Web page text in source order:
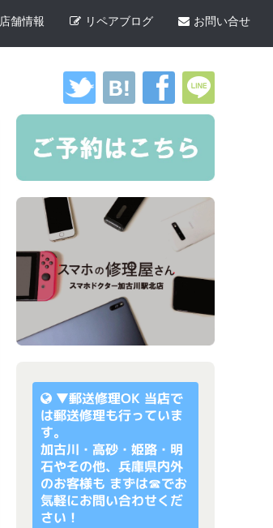
店舗情報 リペアブログ お問い合せ
▼郵送修理OK 当店で
は郵送修理も行っていま
す。
加古川・高砂・姫路・明
石やその他、兵庫県内外
のお客様も まずは☎でお
気軽にお問い合わせくだ
さい！